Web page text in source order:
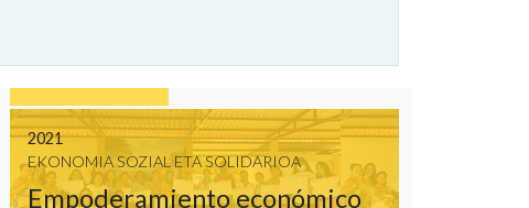
2021
EKONOMIA SOZIAL ETA SOLIDARIOA
Empoderamiento económico